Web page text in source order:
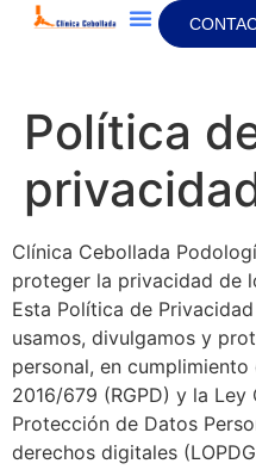
Política
Clínica Cebollada
proteger la privacidad de
Esta Política de
usamos, divulgamos y
personal, en cumplimiento
2016/679 (RGPD) y la
Protección de Datos
derechos digitales